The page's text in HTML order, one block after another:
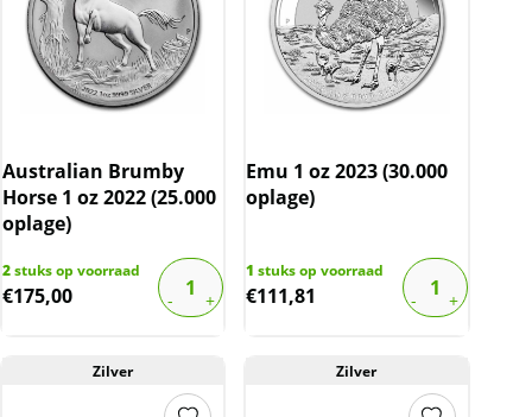
Australian Brumby
Horse 1 oz 2022 (25.000
oplage)
2stuks op voorraad
€175,00
Emu 1 oz 2023 (30.000
oplage)
1 stuks op voorraad
€111,81
Zilver Zilver